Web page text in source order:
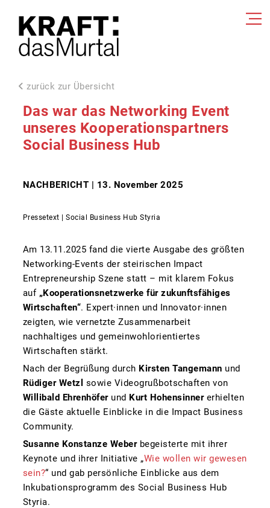
zurück zur Übersicht
Das war das Networking Event
unseres Kooperationspartners
Social Business Hub
NACHBERICHT | 13. November 2025
Pressetext | Social Business Hub Styria
Am 13.11.2025 fand die vierte Ausgabe des größten
Networking-Events der steirischen Impact
Entrepreneurship Szene statt – mit klarem Fokus
auf „Kooperationsnetzwerke für zukunftsfähiges
Wirtschaften“. Expert·innen und Innovator·innen
zeigten, wie vernetzte Zusammenarbeit
nachhaltiges und gemeinwohlorientiertes
Wirtschaften stärkt.
Nach der Begrüßung durch Kirsten Tangemann und
Rüdiger Wetzl sowie Videogrußbotschaften von
Willibald Ehrenhöferund Kurt Hohensinnererhielten
die Gäste aktuelle Einblicke in die Impact Business
Community.
Susanne Konstanze Weber begeisterte mit ihrer
Keynote und ihrer Initiative „Wie wollen wir gewesen
sein?“ und gab persönliche Einblicke aus dem
Inkubationsprogramm des Social Business Hub
Styria.